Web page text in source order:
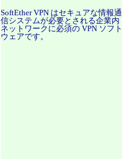
SoftEther VPN はセキュアな情報通
信システムが必要とされる企業内
ネットワークに必須の VPN ソフト
ウェアです。